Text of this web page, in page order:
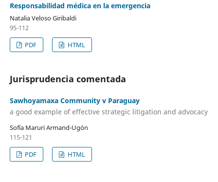
Responsabilidad médica en la emergencia
Natalia Veloso Giribaldi
95-112
PDF
HTML
Jurisprudencia comentada
Sawhoyamaxa Community v Paraguay
a good example of effective strategic litigation and advocacy
Sofía Maruri Armand-Ugón
115-121
PDF
HTML